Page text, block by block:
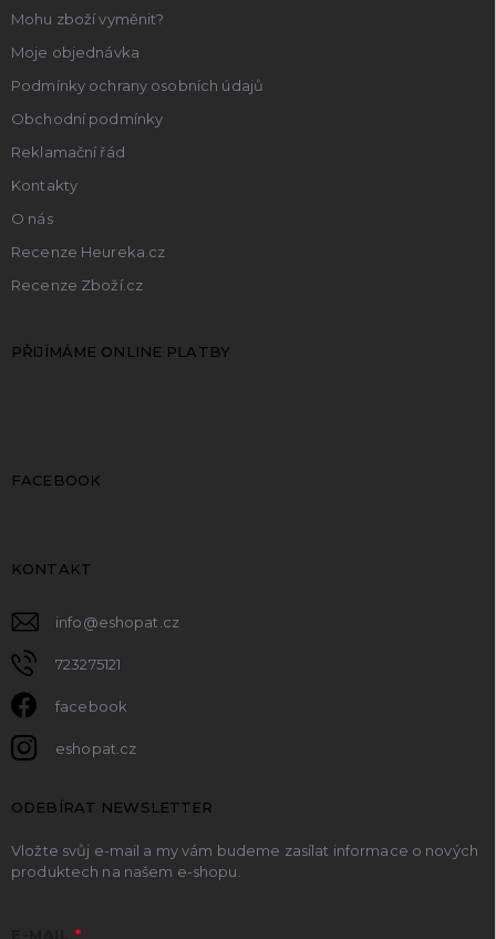
Mohu zboží vyměnit?
Moje objednávka
Podmínky ochrany osobních údajů
Obchodní podmínky
Reklamační řád
Kontakty
O nás
Recenze Heureka.cz
Recenze Zboží.cz
PŘIJÍMÁME ONLINE PLATBY
FACEBOOK
KONTAKT
info@eshopat.cz
723275121
facebook
eshopat.cz
ODEBÍRAT NEWSLETTER
Vložte svůj e-mail a my vám budeme zasílat informace o nových
produktech na našem e-shopu.